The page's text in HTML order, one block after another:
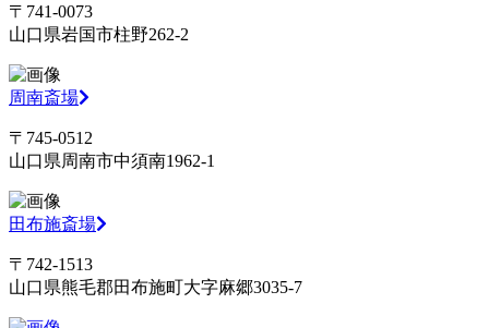
〒741-0073
山口県岩国市柱野262-2
周南斎場
〒745-0512
山口県周南市中須南1962-1
田布施斎場
〒742-1513
山口県熊毛郡田布施町大字麻郷3035-7